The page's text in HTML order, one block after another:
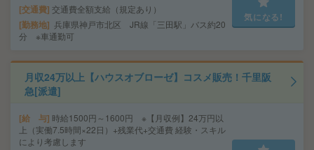
交通費 交通費全額支給（規定あり）
勤務地 兵庫県神戸市北区 JR線「三田駅」バス約20
分 ※車通勤可
気になる!
月収24万以上【ハウスオブローゼ】コスメ販売！千里阪
急[派遣]
給 与 時給1500円～1600円 ※【月収例】24万円以
上（実働7.5時間×22日）+残業代+交通費 経験・スキル
により考慮します